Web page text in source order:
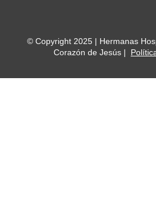
© Copyright 2025 | Hermanas
Corazón de Jesús |